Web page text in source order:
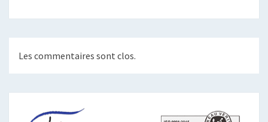
Les commentaires sont clos.